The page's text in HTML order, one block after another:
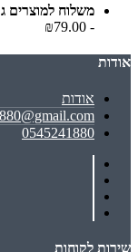
משלוח למוצרים
- ₪79.00
אודות
אודות
0545241880
שירות לקוחות